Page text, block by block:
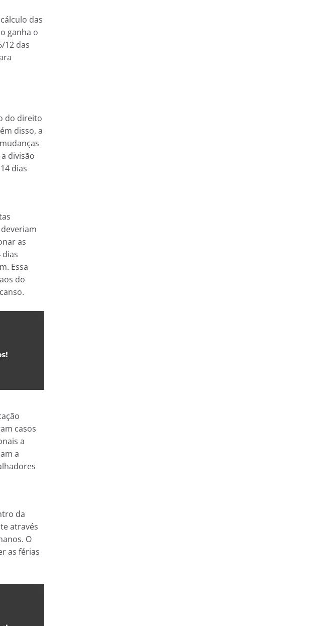
das
ganha o
12 das
do direito
disso, a
divisão
dias
as
Essa
do
casos
a
a
da
através
O
as férias